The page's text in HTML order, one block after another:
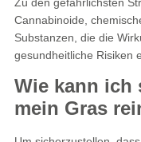
Cannabinoide,
Substanzen, die die
gesundheitliche Risiken
Wie kann ich
mein Gras